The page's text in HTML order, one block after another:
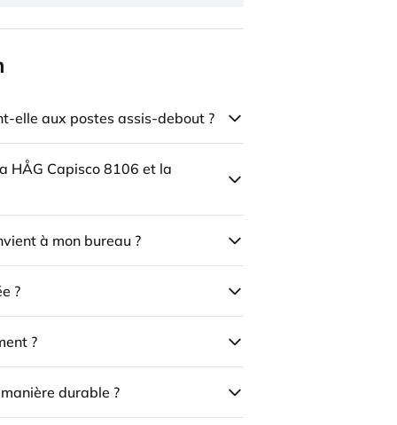
elle aux postes assis-debout ?
HÅG Capisco 8106 et la
à mon bureau ?
?
?
durable ?